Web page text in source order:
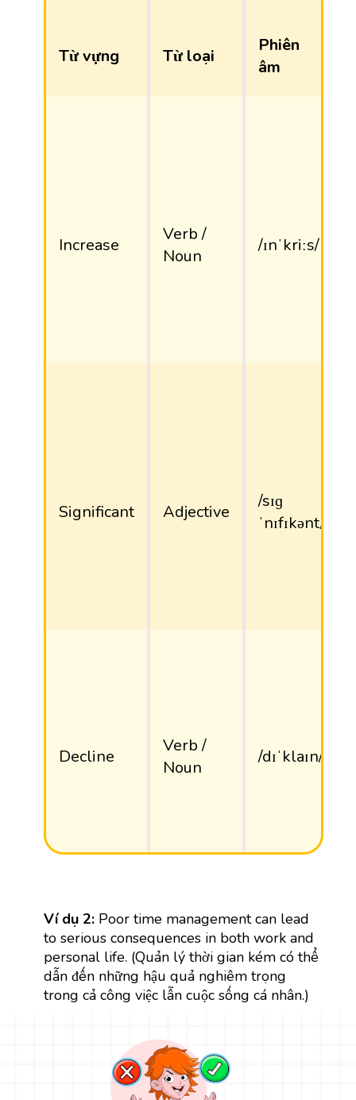
Từ vựng Từ loại
Phiên
âm
Increase
Verb /
Noun
/ɪnˈkriːs/
Significant Adjective
/sɪɡ
ˈnɪfɪkənt/
Decline
Verb /
Noun
/dɪˈklaɪn/
Ví dụ 2: Poor time management can lead
to serious consequences in both work and
personal life. (Quản lý thời gian kém có thể
dẫn đến những hậu quả nghiêm trọng
trong cả công việc lẫn cuộc sống cá nhân.)